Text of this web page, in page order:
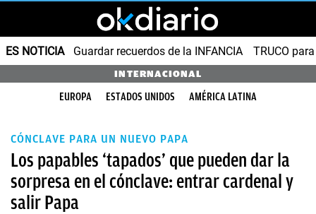
ES NOTICIA Guardar recuerdos de la INFANCIA TRUCO
INTERNACIONAL
EUROPA ESTADOS UNIDOS AMÉRICA LATINA
CÓNCLAVE PARA UN NUEVO PAPA
Los papables ‘tapados’ que pueden dar la
sorpresa en el cónclave: entrar cardenal y
salir Papa